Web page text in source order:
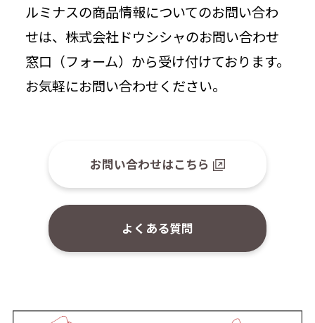
ルミナスの商品情報についてのお問い合わ
せは、株式会社ドウシシャのお問い合わせ
窓口（フォーム）から受け付けております。
お気軽にお問い合わせください。
お問い合わせはこちら
よくある質問